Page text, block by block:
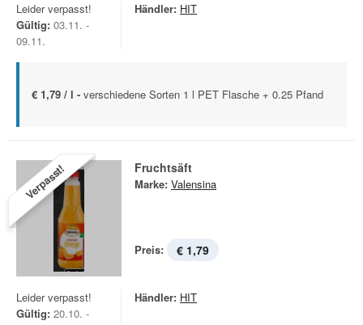
Leider verpasst!
Gültig: 03.11. -
09.11.
Händler: HIT
€ 1,79 / l - verschiedene Sorten 1 l PET Flasche + 0.25 Pfand
Verpasst! Fruchtsäft
Marke: Valensina
Preis: € 1,79
Leider verpasst!
Gültig: 20.10. -
Händler: HIT